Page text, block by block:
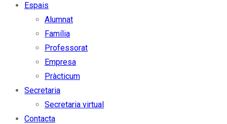
Espais
Alumnat
Família
Professorat
Empresa
Pràcticum
Secretaria
Secretaria virtual
Contacta